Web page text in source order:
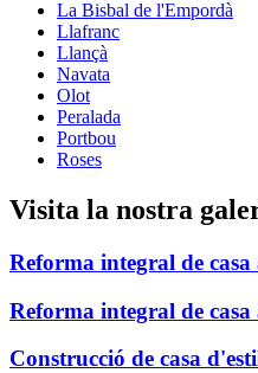
La Bisbal de l'Empordà
Llafranc
Llançà
Navata
Olot
Peralada
Portbou
Roses
Visita la nostra
Reforma integral de
Reforma integral de
Construcció de casa